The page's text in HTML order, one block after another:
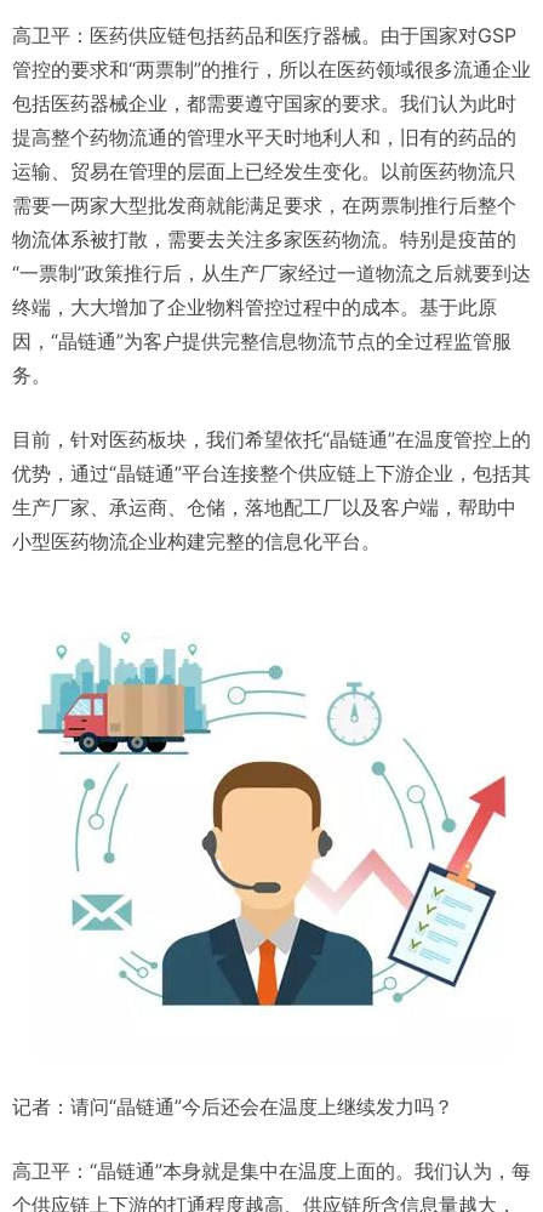
高卫平：医药供应链包括药品和医疗器械。由于国家对GSP
管控的要求和“两票制”的推行，所以在医药领域很多流通企业
包括医药器械企业，都需要遵守国家的要求。我们认为此时
提高整个药物流通的管理水平天时地利人和，旧有的药品的
运输、贸易在管理的层面上已经发生变化。以前医药物流只
需要一两家大型批发商就能满足要求，在两票制推行后整个
物流体系被打散，需要去关注多家医药物流。特别是疫苗的
“一票制”政策推行后，从生产厂家经过一道物流之后就要到达
终端，大大增加了企业物料管控过程中的成本。基于此原
因，“晶链通”为客户提供完整信息物流节点的全过程监管服
务。
目前，针对医药板块，我们希望依托“晶链通”在温度管控上的
优势，通过“晶链通”平台连接整个供应链上下游企业，包括其
生产厂家、承运商、仓储，落地配工厂以及客户端，帮助中
小型医药物流企业构建完整的信息化平台。
记者：请问“晶链通”今后还会在温度上继续发力吗？
高卫平：“晶链通”本身就是集中在温度上面的。我们认为，每
个供应链上下游的打通程度越高、供应链所含信息量越大，